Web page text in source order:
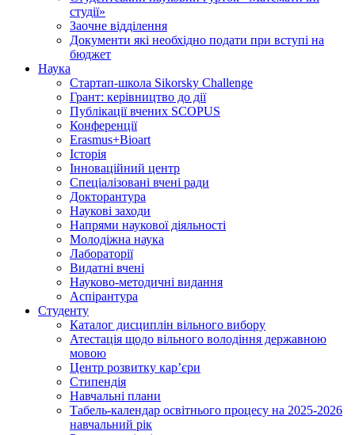
студії»
Заочне відділення
Документи які необхідно подати при вступі на
бюджет
Наука
Стартап-школа Sikorsky Challenge
Грант: керівництво до дії
Публікації вчених SCOPUS
Конференції
Erasmus+Bioart
Історія
Інноваційний центр
Спеціалізовані вчені ради
Докторантура
Наукові заходи
Напрями наукової діяльності
Молодіжна наука
Лабораторії
Видатні вчені
Науково-методичні видання
Аспірантура
Студенту
Каталог дисциплін вільного вибору
Атестація щодо вільного володіння державною
мовою
Центр розвитку кар’єри
Стипендія
Навчальні плани
Табель-календар освітнього процесу на 2025-2026
навчальний рік